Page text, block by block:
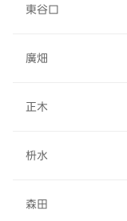
東谷口
廣畑
正木
枡水
森田